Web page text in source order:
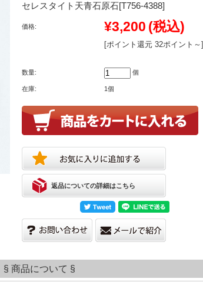
セレスタイト天青石原石[T756-4388]
価格: ¥3,200 (税込)
[ポイント還元 32ポイント～]
数量: 個
在庫: 1個
返品についての詳細はこちら
§ 商品について §